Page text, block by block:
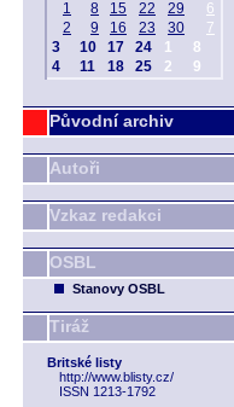
Původní archiv
Autoři
Vzkaz redakci
OSBL
Stanovy OSBL
Tiráž
Britské listy
http://www.blisty.cz/
ISSN 1213-1792